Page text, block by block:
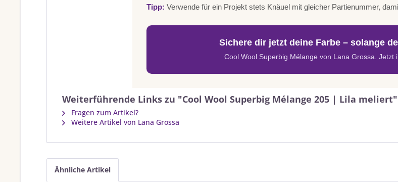
Tipp: Verwende für ein Projekt stets Knäuel mit gleicher Partienummer,
Sichere dir jetzt deine Farbe – solange
Cool Wool Superbig Mélange von Lana Grossa. Jetzt
Weiterführende Links zu "Cool Wool Superbig Mélange 205 | Lila meliert"
Fragen zum Artikel?
Weitere Artikel von Lana Grossa
Ähnliche Artikel